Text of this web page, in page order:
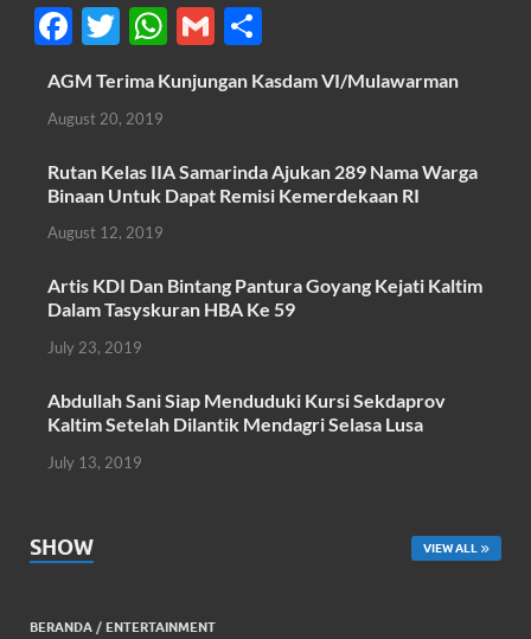
F
ac
e
b
o
o
k
T
w
itt
er
W
h
at
A
p
G
ail
h
ar
AGM Terima Kunjungan Kasdam VI/Mulawarman
August 20, 2019
Rutan Kelas IIA Samarinda Ajukan 289 Nama Warga
Binaan Untuk Dapat Remisi Kemerdekaan RI
August 12, 2019
Artis KDI Dan Bintang Pantura Goyang Kejati Kaltim
Dalam Tasyskuran HBA Ke 59
July 23, 2019
Abdullah Sani Siap Menduduki Kursi Sekdaprov
Kaltim Setelah Dilantik Mendagri Selasa Lusa
July 13, 2019
SHOW VIEW ALL
BERANDA / ENTERTAINMENT